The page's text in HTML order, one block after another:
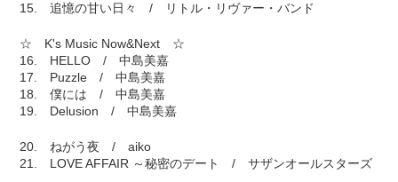
15. 追憶の甘い日々 / リトル・リヴァー・バンド
☆ K's Music Now&Next ☆
16. HELLO / 中島美嘉
17. Puzzle / 中島美嘉
18. 僕には / 中島美嘉
19. Delusion / 中島美嘉
20. ねがう夜 / aiko
21. LOVE AFFAIR ～秘密のデート / サザンオールスターズ